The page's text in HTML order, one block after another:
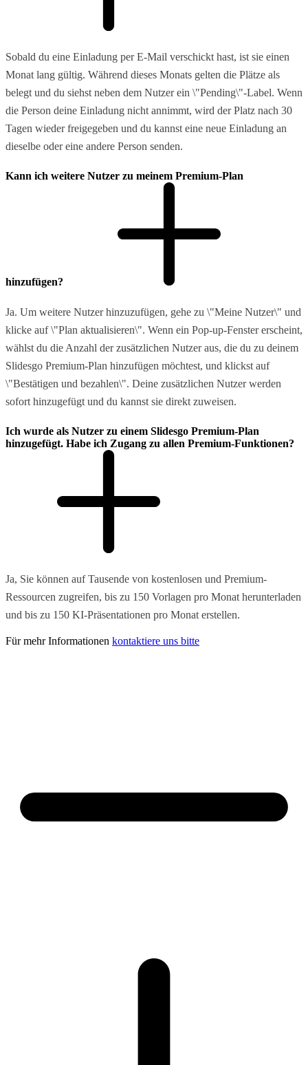
Sobald du eine Einladung per E-Mail verschickt hast, ist sie einen
Monat lang gültig. Während dieses Monats gelten die Plätze als
belegt und du siehst neben dem Nutzer ein \"Pending\"-Label. Wenn
die Person deine Einladung nicht annimmt, wird der Platz nach 30
Tagen wieder freigegeben und du kannst eine neue Einladung an
dieselbe oder eine andere Person senden.
Kann ich weitere Nutzer zu meinem Premium-Plan
hinzufügen?
Ja. Um weitere Nutzer hinzuzufügen, gehe zu \"Meine Nutzer\" und
klicke auf \"Plan aktualisieren\". Wenn ein Pop-up-Fenster erscheint,
wählst du die Anzahl der zusätzlichen Nutzer aus, die du zu deinem
Slidesgo Premium-Plan hinzufügen möchtest, und klickst auf
\"Bestätigen und bezahlen\". Deine zusätzlichen Nutzer werden
sofort hinzugefügt und du kannst sie direkt zuweisen.
Ich wurde als Nutzer zu einem Slidesgo Premium-Plan
hinzugefügt. Habe ich Zugang zu allen Premium-Funktionen?
Ja, Sie können auf Tausende von kostenlosen und Premium-
Ressourcen zugreifen, bis zu 150 Vorlagen pro Monat herunterladen
und bis zu 150 KI-Präsentationen pro Monat erstellen.
Für mehr Informationen kontaktiere uns bitte